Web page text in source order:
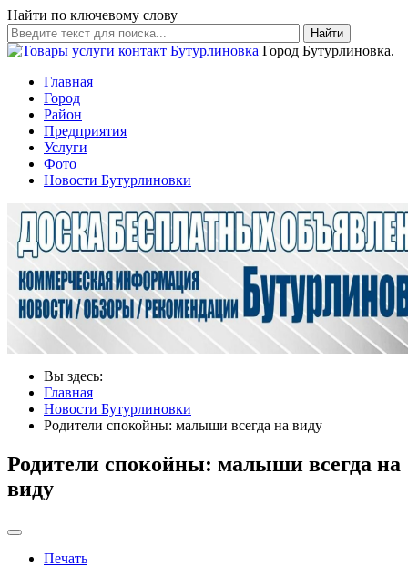
Найти по ключевому слову
Найти
Город Бутурлиновка.
Главная
Город
Район
Предприятия
Услуги
Фото
Новости Бутурлиновки
Вы здесь:
Главная
Новости Бутурлиновки
Родители спокойны: малыши всегда на виду
Родители спокойны: малыши всегда на
виду
Печать